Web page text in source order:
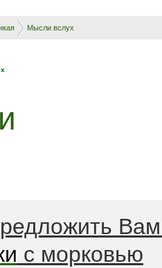
Мысли вслух
с морковью